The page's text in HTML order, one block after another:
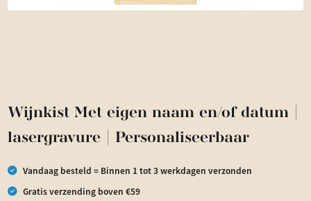
Wijnkist Met eigen naam en/of datum |
lasergravure | Personaliseerbaar
Vandaag besteld = Binnen 1 tot 3 werkdagen verzonden
Gratis verzending boven €59